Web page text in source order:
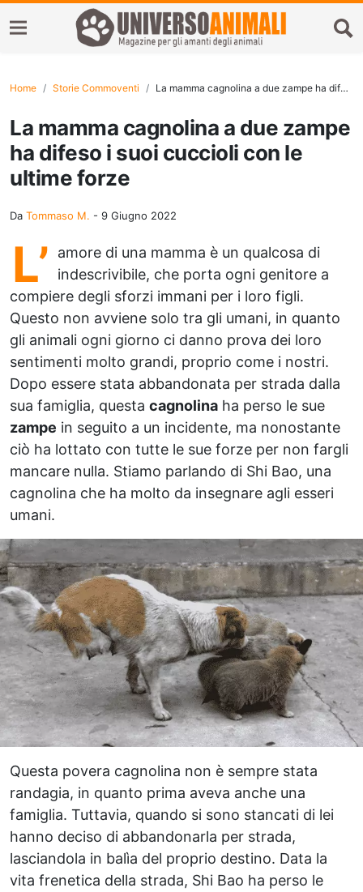
Home Storie Commoventi La mamma cagnolina a due zampe ha difeso i suoi cuccioli con le ultime forze
La mamma cagnolina a due zampe
ha difeso i suoi cuccioli con le
ultime forze
Da Tommaso M. - 9 Giugno 2022
L’
amore di una mamma è un qualcosa di
indescrivibile, che porta ogni genitore a
compiere degli sforzi immani per i loro figli.
Questo non avviene solo tra gli umani, in quanto
gli animali ogni giorno ci danno prova dei loro
sentimenti molto grandi, proprio come i nostri.
Dopo essere stata abbandonata per strada dalla
sua famiglia, questa cagnolina ha perso le sue
zampe in seguito a un incidente, ma nonostante
ciò ha lottato con tutte le sue forze per non fargli
mancare nulla. Stiamo parlando di Shi Bao, una
cagnolina che ha molto da insegnare agli esseri
umani.
Questa povera cagnolina non è sempre stata
randagia, in quanto prima aveva anche una
famiglia. Tuttavia, quando si sono stancati di lei
hanno deciso di abbandonarla per strada,
lasciandola in balìa del proprio destino. Data la
vita frenetica della strada, Shi Bao ha perso le